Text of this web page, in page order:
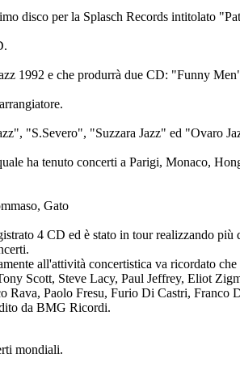
disco per la Splasch Records intitolato
1992 e che produrrà due CD: "Funny
"S.Severo", "Suzzara Jazz" ed "Ovaro
ha tenuto concerti a Parigi, Monaco,
Gato
4 CD ed è stato in tour realizzando più
all'attività concertistica va ricordato
Scott, Steve Lacy, Paul Jeffrey, Eliot
Paolo Fresu, Furio Di Castri, Franco
da BMG Ricordi.
mondiali.